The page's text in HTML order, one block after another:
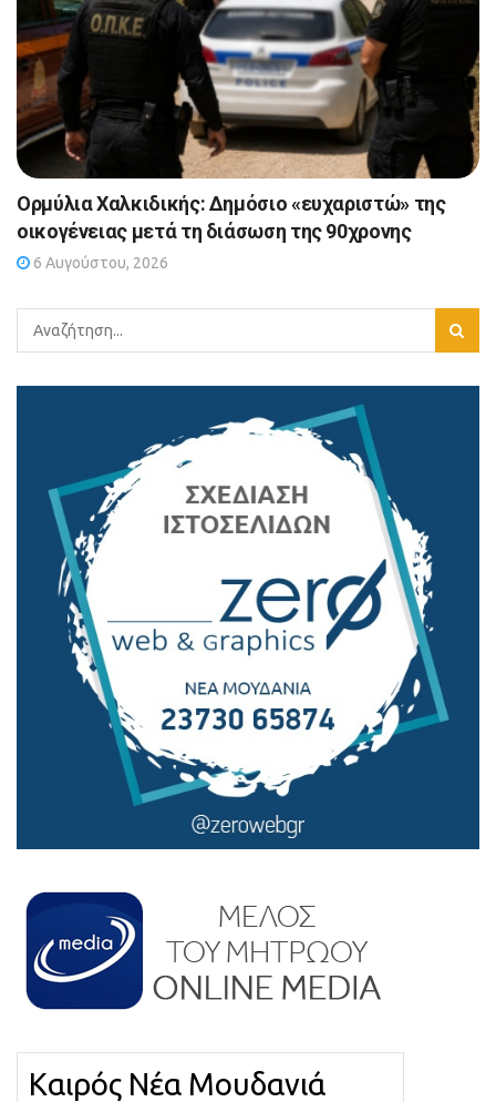
Ορμύλια Χαλκιδικής: Δημόσιο «ευχαριστώ» της
οικογένειας μετά τη διάσωση της 90χρονης
6 Αυγούστου, 2026
Καιρός Νέα Μουδανιά